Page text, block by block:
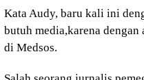
Kata Audy, baru kali ini
butuh media,karena
di Medsos.